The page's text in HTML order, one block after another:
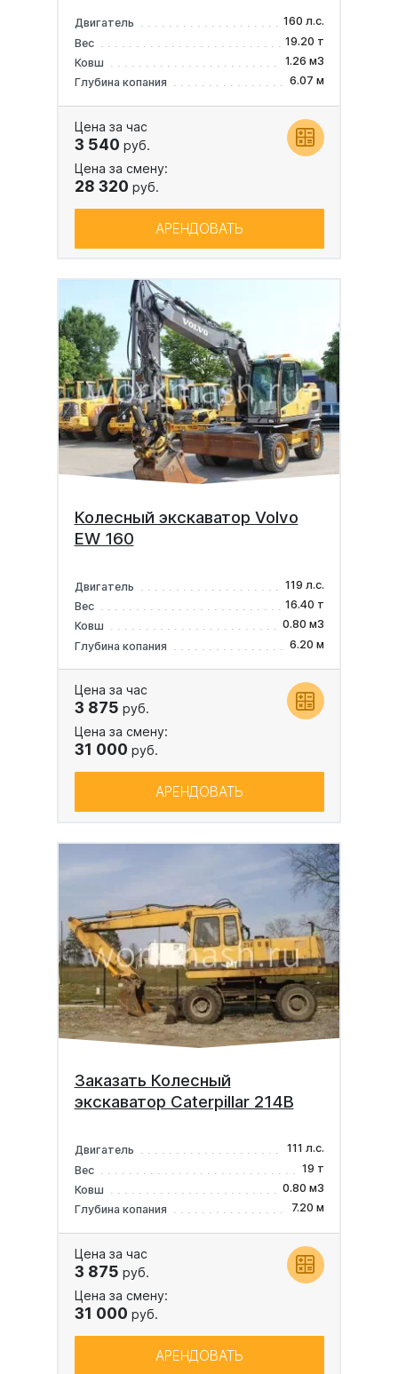
Двигатель
160 л.с.
Вес
19.20 т
Ковш
1.26 м3
Глубина копания
6.07 м
Цена за час
3 540 руб.
Цена за смену:
28 320 руб.
АРЕНДОВАТЬ
Колесный экскаватор Volvo
EW 160
Двигатель
119 л.с.
Вес
16.40 т
Ковш
0.80 м3
Глубина копания
6.20 м
Цена за час
3 875 руб.
Цена за смену:
31 000 руб.
АРЕНДОВАТЬ
Заказать Колесный
экскаватор Caterpillar 214B
Двигатель
111 л.с.
Вес
19 т
Ковш
0.80 м3
Глубина копания
7.20 м
Цена за час
3 875 руб.
Цена за смену:
31 000 руб.
АРЕНДОВАТЬ